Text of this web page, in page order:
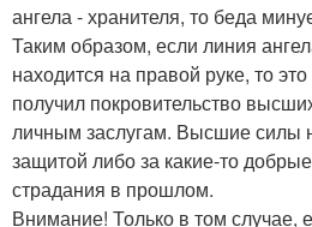
ангела - хранителя, то беда
Таким образом, если линия
находится на правой руке, то
получил покровительство
личным заслугам. Высшие силы
защитой либо за какие-то
страдания в прошлом.
Внимание! Только в том случае,